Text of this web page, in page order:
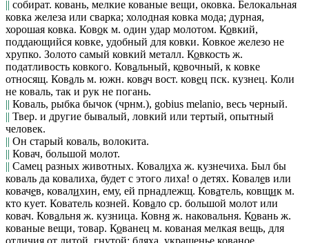
|| собират. ковань, мелкие кованые вещи, оковка. Белокальная
ковка железа или сварка; холодная ковка мода; дурная,
хорошая ковка. Ковок м. один удар молотом. Ковкий,
поддающийся ковке, удобный для ковки. Ковкое железо не
хрупко. Золото самый ковкий металл. Ковкость ж.
податливость ковкого. Ковальный, ковочный, к ковке
относящ. Коваль м. южн. ковач вост. ковец пск. кузнец. Коли
не коваль, так и рук не погань.
|| Коваль, рыбка бычок (чрнм.), gobius melanio, весь черный.
|| Твер. и другие бывалый, ловкий или тертый, опытный
человек.
|| Он старый коваль, волокита.
|| Ковач, большой молот.
|| Самец разных животных. Ковалиха ж. кузнечиха. Был бы
коваль да ковалиха, будет с этого лиха! о детях. Ковалев или
ковачев, ковалихин, ему, ей прнадлежщ. Кователь, ковщик м.
кто кует. Кователь козней. Ковало ср. большой молот или
ковач. Ковальня ж. кузница. Ковня ж. наковальня. Ковань ж.
кованые вещи, товар. Кованец м. кованая мелкая вещь, для
отличия от литой, гнутой; бляха, украшенье кованое,